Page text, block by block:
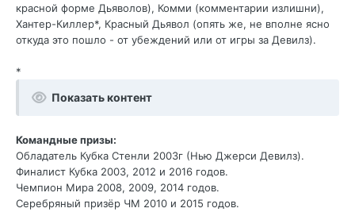
красной форме Дьяволов), Комми (комментарии излишни),
Хантер-Киллер*, Красный Дьявол (опять же, не вполне ясно
откуда это пошло - от убеждений или от игры за Девилз).
*
Показать контент
Командные призы:
Обладатель Кубка Стенли 2003г (Нью Джерси Девилз).
Финалист Кубка 2003, 2012 и 2016 годов.
Чемпион Мира 2008, 2009, 2014 годов.
Серебряный призёр ЧМ 2010 и 2015 годов.